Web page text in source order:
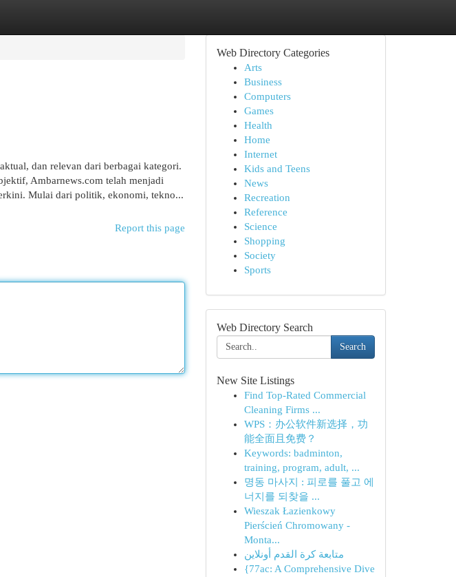
dan relevan dari berbagai kategori.
Ambarnews.com telah menjadi
Mulai dari politik, ekonomi, tekno...
Report this page
Web Directory Categories
Arts
Business
Computers
Games
Health
Home
Internet
Kids and Teens
News
Recreation
Reference
Science
Shopping
Society
Sports
Web Directory Search
Search
New Site Listings
Find Top-Rated Commercial
Cleaning Firms ...
WPS：办公软件新选择，功
能全面且免费？
Keywords: badminton,
training, program, adult, ...
명동 마사지 : 피로를 풀고 에
너지를 되찾을 ...
Wieszak Łazienkowy
Pierścień Chromowany -
Monta...
متابعة كرة القدم أونلاين
{77ac: A Comprehensive Dive